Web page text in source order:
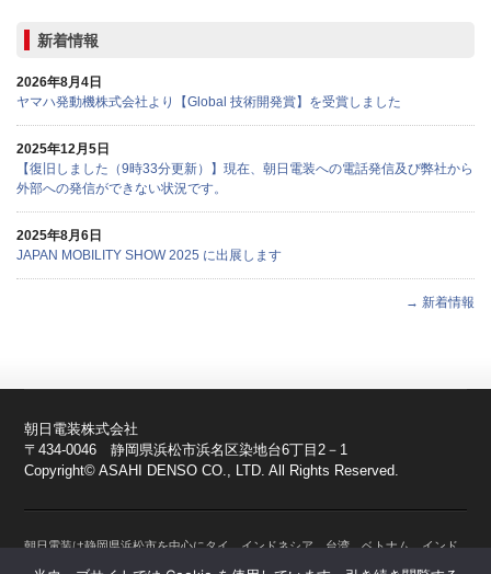
新着情報
2026年8月4日
ヤマハ発動機株式会社より【Global 技術開発賞】を受賞しました
2025年12月5日
【復旧しました（9時33分更新）】現在、朝日電装への電話発信及び弊社から
外部への発信ができない状況です。
2025年8月6日
JAPAN MOBILITY SHOW 2025 に出展します
→ 新着情報
朝日電装株式会社
〒434-0046 静岡県浜松市浜名区染地台6丁目2－1
Copyright© ASAHI DENSO CO., LTD. All Rights Reserved.
朝日電装は静岡県浜松市を中心にタイ、インドネシア、台湾、ベトナム、インド
に拠点を持つ、モーターサイクル、自動車、農業用機械、建設系機械、産業用機